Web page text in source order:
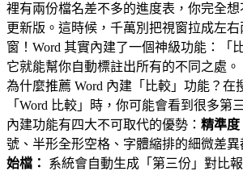
裡有兩份檔名差不多的進度表，你完全
更新版。這時候，千萬別把視窗拉成左
窗！Word 其實內建了一個神級功能：「
它就能幫你自動標註出所有的不同之處。
為什麼推薦 Word 內建「比較」功能？在
「Word 比較」時，你可能會看到很多第
內建功能有四大不可取代的優勢： 精準度
號、半形全形空格、字體縮排的細微差異
始檔：
系統會自動生成「第三份」對比